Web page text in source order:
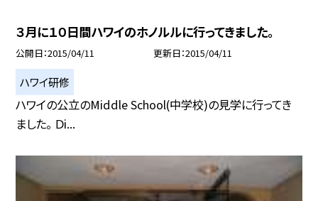
３月に１０日間ハワイのホノルルに行ってきました。
公開日 2015/04/11 更新日 2015/04/11
ハワイ研修
ハワイの公立のMiddle School(中学校)の見学に行ってき
ました。 Ｄi...